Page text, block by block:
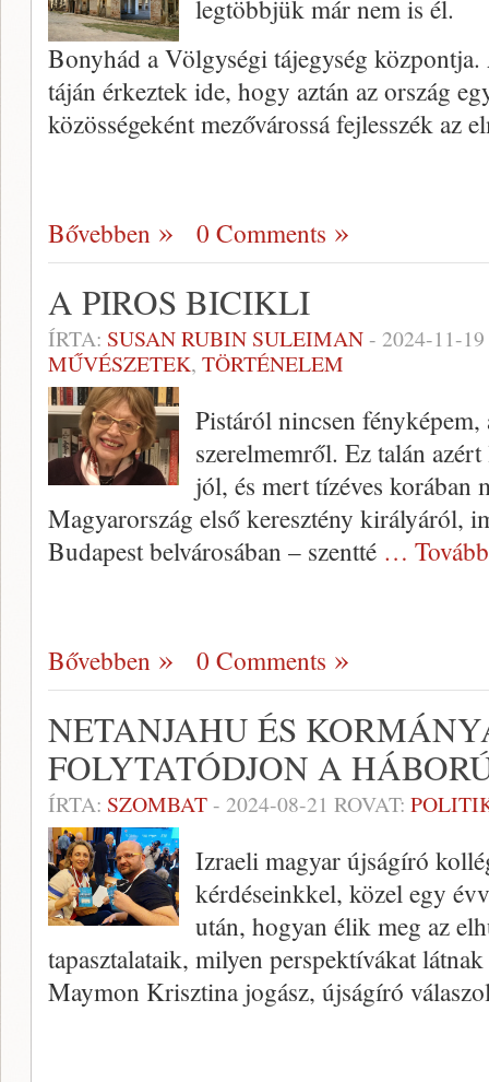
legtöbbjük már nem is él.
Bonyhád a Völgységi tájegység
táján érkeztek ide, hogy aztán az ország
közösségeként mezővárossá fejlesszék az
Bővebben 0 Comments
A PIROS BICIKLI
ÍRTA: SUSAN RUBIN SULEIMAN- 2024-11-19
MŰVÉSZETEK, TÖRTÉNELEM
Pistáról nincsen
szerelmemről. Ez talán
jól, és mert tízéves korában
Magyarország első keresztény királyáról,
Budapest belvárosában – szentté …
Bővebben 0 Comments
NETANJAHU ÉS
FOLYTATÓDJON A
ÍRTA: SZOMBAT- 2024-08-21 ROVAT:
Izraeli magyar újságíró
kérdéseinkkel, közel egy
után, hogyan élik meg az
tapasztalataik, milyen perspektívákat
Maymon Krisztina jogász, újságíró